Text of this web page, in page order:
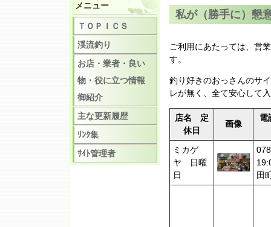
私が（勝手に）懇
ご利用にあたっては、営
す。
釣り好きのおっさんのサ
レが無く、全て安心して
店名 定
休日
画像
ミカゲ
ヤ 日曜
日
田
メニュー
ＴＯＰＩＣＳ
渓流釣り
お店・業者・良い
物・役に立つ情報
御紹介
主な更新履歴
ﾘﾝｸ集
ｻｲﾄ管理者